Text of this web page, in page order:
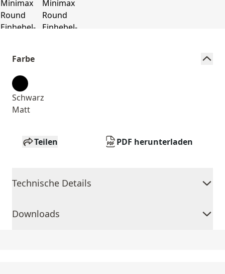
Farbe
Schwarz
Matt
Teilen PDF herunterladen
Technische Details
Downloads